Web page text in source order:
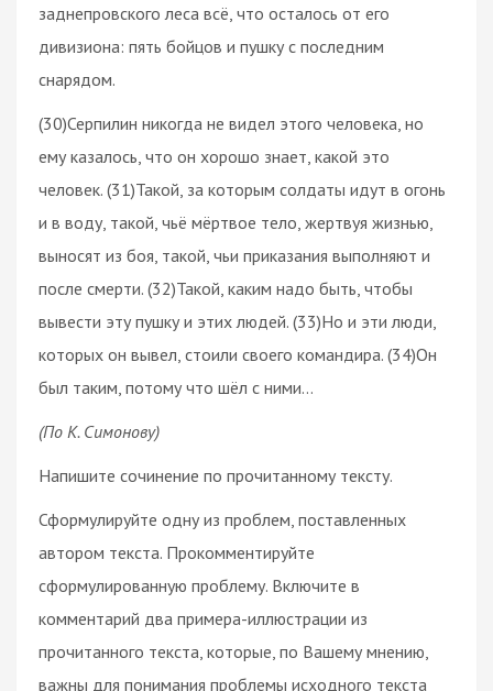
заднепровского леса всё, что осталось от его
дивизиона: пять бойцов и пушку с последним
снарядом.
(30)Серпилин никогда не видел этого человека, но
ему казалось, что он хорошо знает, какой это
человек. (31)Такой, за которым солдаты идут в огонь
и в воду, такой, чьё мёртвое тело, жертвуя жизнью,
выносят из боя, такой, чьи приказания выполняют и
после смерти. (32)Такой, каким надо быть, чтобы
вывести эту пушку и этих людей. (33)Но и эти люди,
которых он вывел, стоили своего командира. (34)Он
был таким, потому что шёл с ними…
(По К. Симонову)
Напишите сочинение по прочитанному тексту.
Сформулируйте одну из проблем, поставленных
автором текста. Прокомментируйте
сформулированную проблему. Включите в
комментарий два примера-иллюстрации из
прочитанного текста, которые, по Вашему мнению,
важны для понимания проблемы исходного текста